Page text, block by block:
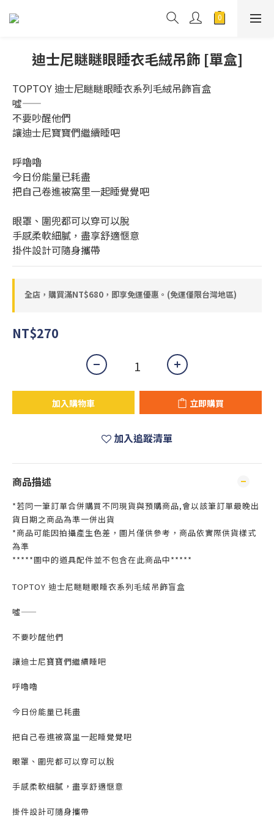
迪士尼瞇瞇眼睡衣毛絨吊飾 [單盒]
TOPTOY 迪士尼瞇瞇眼睡衣系列毛絨吊飾盲盒
噓——
不要吵醒他們
讓迪士尼寶寶們繼續睡吧
呼嚕嚕
今日份能量已耗盡
把自己卷進被窩里一起睡覺覺吧
眼罩、圍兜都可以穿可以脫
手感柔軟細膩，盡享舒適愜意
掛件設計可隨身攜帶
全店，購買滿NT$680，即享免運優惠。(免運僅限台灣地區)
NT$270
加入購物車 立即購買
加入追蹤清單
商品描述
*若同一筆訂單合併購買不同現貨與預購商品,會以該筆訂單最晚出
貨日期之商品為準一併出貨
*商品可能因拍攝產生色差，圖片僅供參考，商品依實際供貨樣式
為準
*****圖中的道具配件並不包含在此商品中*****
TOPTOY 迪士尼瞇瞇眼睡衣系列毛絨吊飾盲盒
噓——
不要吵醒他們
讓迪士尼寶寶們繼續睡吧
呼嚕嚕
今日份能量已耗盡
把自己卷進被窩里一起睡覺覺吧
眼罩、圍兜都可以穿可以脫
手感柔軟細膩，盡享舒適愜意
掛件設計可隨身攜帶